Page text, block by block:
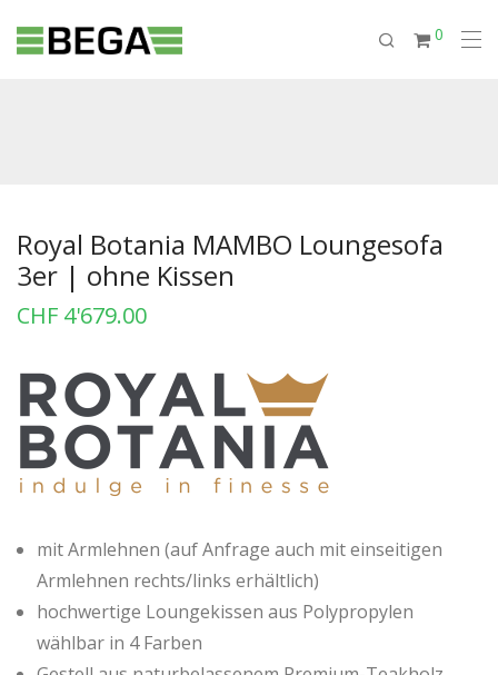
0
Royal Botania MAMBO Loungesofa
3er | ohne Kissen
CHF 4'679.00
mit Armlehnen (auf Anfrage auch mit einseitigen
Armlehnen rechts/links erhältlich)
hochwertige Loungekissen aus Polypropylen
wählbar in 4 Farben